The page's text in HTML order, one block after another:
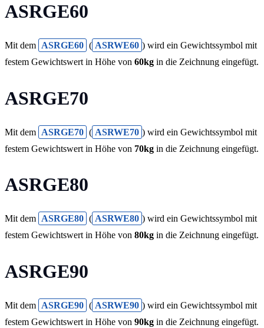
ASRGE60
Mit dem ASRGE60 ( ASRWE60 ) wird ein Gewichtssymbol mit
festem Gewichtswert in Höhe von 60kg in die Zeichnung eingefügt.
ASRGE70
Mit dem ASRGE70 ( ASRWE70 ) wird ein Gewichtssymbol mit
festem Gewichtswert in Höhe von 70kg in die Zeichnung eingefügt.
ASRGE80
Mit dem ASRGE80 ( ASRWE80 ) wird ein Gewichtssymbol mit
festem Gewichtswert in Höhe von 80kg in die Zeichnung eingefügt.
ASRGE90
Mit dem ASRGE90 ( ASRWE90 ) wird ein Gewichtssymbol mit
festem Gewichtswert in Höhe von 90kg in die Zeichnung eingefügt.